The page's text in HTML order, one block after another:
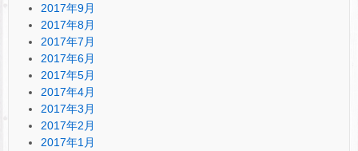
2017年9月
2017年8月
2017年7月
2017年6月
2017年5月
2017年4月
2017年3月
2017年2月
2017年1月